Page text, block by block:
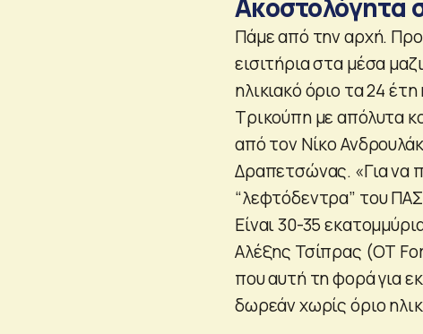
Ακοστολόγητα
Πάμε από την αρχή.
εισιτήρια στα μέσα
ηλικιακό όριο τα 24
Τρικούπη με απόλυτα
από τον Νίκο
Δραπετσώνας. «Για να
“λεφτόδεντρα” του
Είναι 30-35
Αλέξης Τσίπρας (ΟΤ
που αυτή τη φορά για
δωρεάν χωρίς όριο